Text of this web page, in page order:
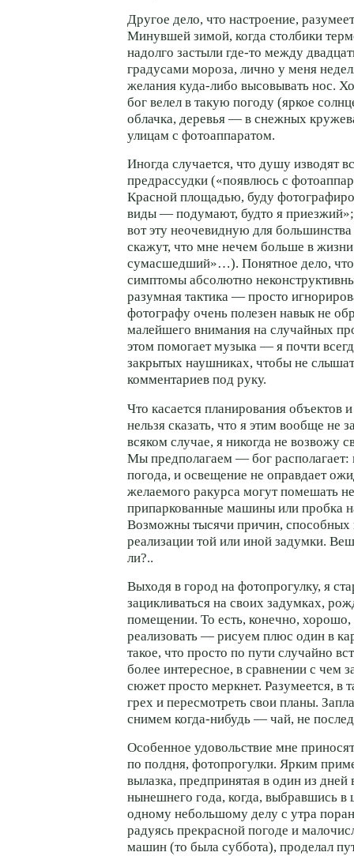
Другое дело, что настроение,
Минувшей зимой, когда столбики
надолго застыли где-то между
градусами мороза, лично у меня
желания куда-либо высовывать нос.
бог велел в такую погоду (яркое
облачка, деревья — в снежных
улицам с фотоаппаратом.
Иногда случается, что душу изводят
предрассудки («появлюсь с
Красной площадью, буду
виды — подумают, будто я
вот эту неочевидную для
скажут, что мне нечем больше в жизни
сумасшедший»…). Понятное дело,
симптомы абсолютно
разумная тактика — просто
фотографу очень полезен навык не
малейшего внимания на случайных
этом помогает музыка — я почти
закрытых наушниках, чтобы не
комментариев под руку.
Что касается планирования объектов
нельзя сказать, что я этим вообще не
всяком случае, я никогда не возвожу
Мы предполагаем — бог располагает:
погода, и освещение не оправдает
желаемого ракурса могут помешать
припаркованные машины или пробка
Возможны тысячи причин, способных
реализации той или иной задумки.
ли?..
Выходя в город на фотопрогулку, я
зацикливаться на своих задумках,
помещении. То есть, конечно, хорошо,
реализовать — рисуем плюс один в
такое, что просто по пути случайно
более интересное, в сравнении с чем
сюжет просто меркнет. Разумеется, в
грех и пересмотреть свои планы.
снимем когда-нибудь — чай, не
Особенное удовольствие мне
по полдня, фотопрогулки. Ярким
вылазка, предпринятая в один из дней
нынешнего года, когда, выбравшись
одному небольшому делу с утра
радуясь прекрасной погоде и
машин (то была суббота), проделал